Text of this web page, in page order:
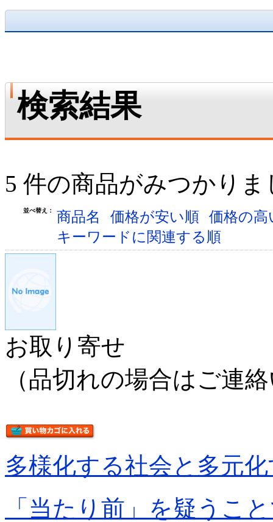
検索結果
5 件の商品がみつかりま
並べ替え： 商品名 価格が安い順 価格の
キーワードに関連する順
お取り寄せ
（品切れの場合はご連
多様化する社会と多元
「当たり前」を疑うこ